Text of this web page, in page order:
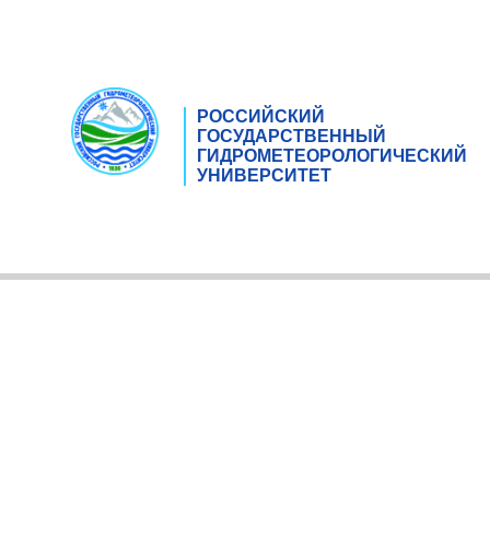
РОССИЙСКИЙ
ГОСУДАРСТВЕННЫЙ
ГИДРОМЕТЕОРОЛОГИЧЕСКИЙ
УНИВЕРСИТЕТ